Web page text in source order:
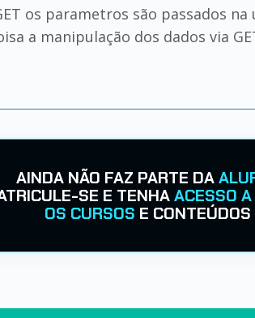
os parametros são passados
a manipulação dos dados via
AINDA NÃO FAZ PARTE DA
SE E TENHAACESSO
OS CURSOS E CONTEÚDOS